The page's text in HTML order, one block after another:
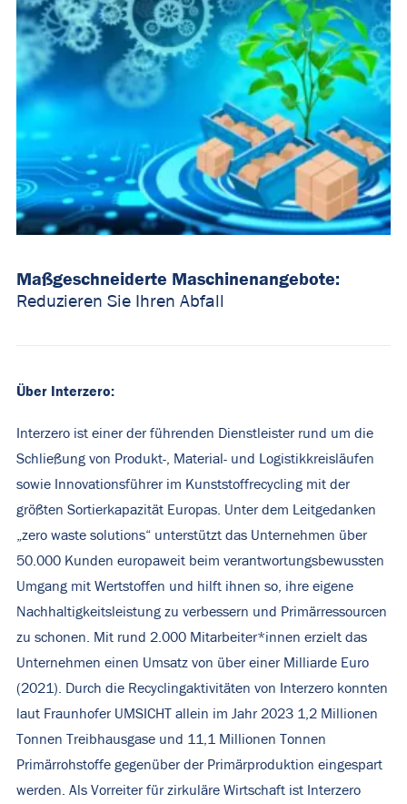
Maßgeschneiderte Maschinenangebote:
Reduzieren Sie Ihren Abfall
Über Interzero:
Interzero ist einer der führenden Dienstleister rund um die
Schließung von Produkt-, Material- und Logistikkreisläufen
sowie Innovationsführer im Kunststoffrecycling mit der
größten Sortierkapazität Europas. Unter dem Leitgedanken
„zero waste solutions“ unterstützt das Unternehmen über
50.000 Kunden europaweit beim verantwortungsbewussten
Umgang mit Wertstoffen und hilft ihnen so, ihre eigene
Nachhaltigkeitsleistung zu verbessern und Primärressourcen
zu schonen. Mit rund 2.000 Mitarbeiter*innen erzielt das
Unternehmen einen Umsatz von über einer Milliarde Euro
(2021). Durch die Recyclingaktivitäten von Interzero konnten
laut Fraunhofer UMSICHT allein im Jahr 2023 1,2 Millionen
Tonnen Treibhausgase und 11,1 Millionen Tonnen
Primärrohstoffe gegenüber der Primärproduktion eingespart
werden. Als Vorreiter für zirkuläre Wirtschaft ist Interzero